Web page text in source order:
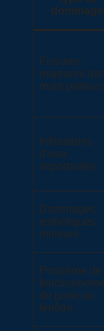
dommage
Fissures
majeures
murs
Infiltrations
d’eau
importantes
Dommages
esthétiques
mineurs
Problème de
de porte ou
fenêtre